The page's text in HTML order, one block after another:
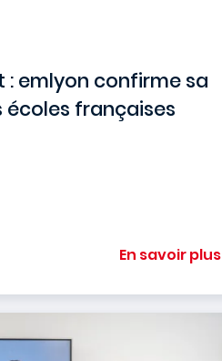
: emlyon confirme sa
écoles françaises
En savoir plus